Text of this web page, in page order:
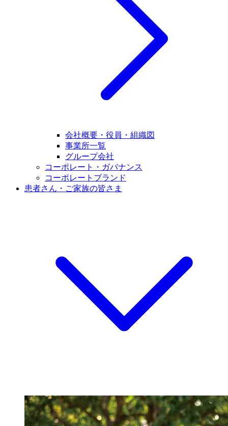
会社概要・役員・組織図
事業所一覧
グループ会社
コーポレート・ガバナンス
コーポレートブランド
患者さん・ご家族の皆さま